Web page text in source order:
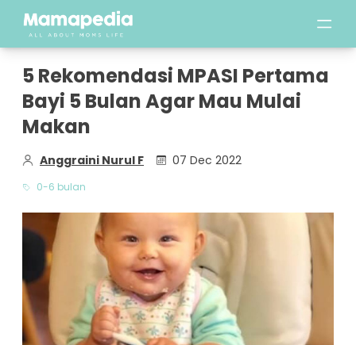
5 Rekomendasi MPASI Pertama
Bayi 5 Bulan Agar Mau Mulai
Makan
Anggraini Nurul F 07 Dec 2022
0-6 bulan